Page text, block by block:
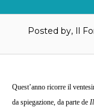
Posted by, Il
Quest’anno ricorre il
da spiegazione, da parte de